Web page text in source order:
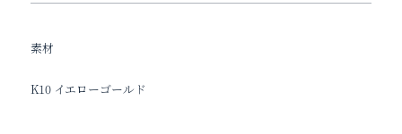
素材
K10 イエローゴールド